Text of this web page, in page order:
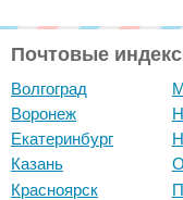
Почтовые
Волгоград
Воронеж
Екатеринбург
Казань
Красноярск